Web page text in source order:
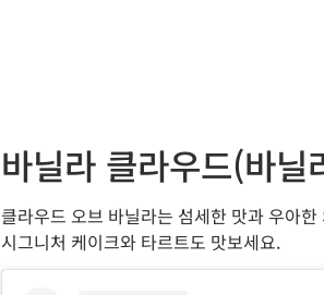
바닐라 클라우드(바닐
클라우드 오브 바닐라는 섬세한 맛과 우아
시그니처 케이크와 타르트도 맛보세요.